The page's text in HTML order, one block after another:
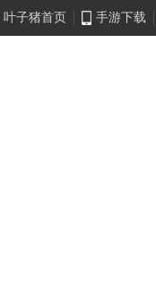
叶子猪首页 手游下载